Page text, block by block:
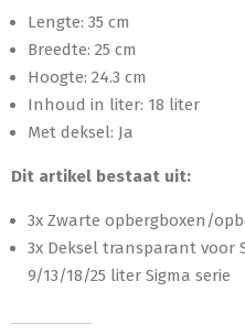
Lengte: 35 cm
Breedte: 25 cm
Hoogte: 24.3 cm
Inhoud in liter: 18 liter
Met deksel: Ja
Dit artikel bestaat uit:
3x Zwarte opbergboxen/
3x Deksel transparant voor
9/13/18/25 liter Sigma serie